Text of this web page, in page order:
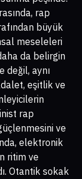
rap
büyük
meseleleri
da belirgin
değil, aynı
eşitlik ve
rap
ve
elektronik
ritim ve
Otantik sokak